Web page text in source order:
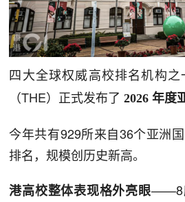
四大全球权威高校排名机构之
（THE）正式发布了2026 年度
今年共有929所来自36个亚洲
排名，规模创历史新高。
港高校整体表现格外亮眼——8